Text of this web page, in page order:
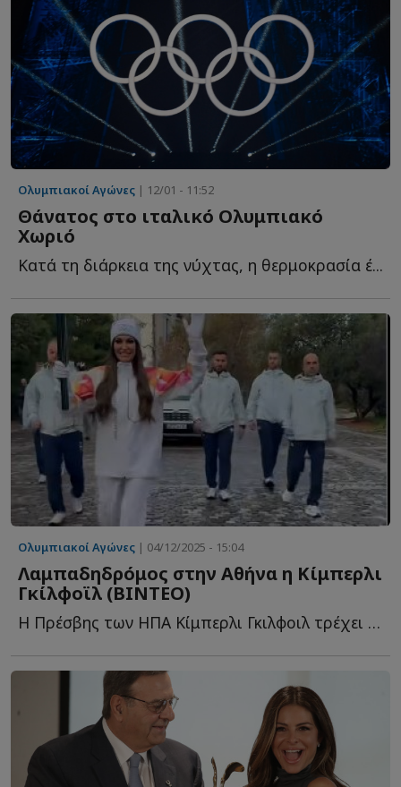
Ολυμπιακοί Αγώνες | 12/01 - 11:52
Θάνατος στο ιταλικό Ολυμπιακό
Χωριό
Κατά τη διάρκεια της νύχτας, η θερμοκρασία έ...
Ολυμπιακοί Αγώνες | 04/12/2025 - 15:04
Λαμπαδηδρόμος στην Αθήνα η Κίμπερλι
Γκίλφοϊλ (ΒΙΝΤΕΟ)
Η Πρέσβης των ΗΠΑ Κίμπερλι Γκιλφοιλ τρέχει με την Ολυμπιακή Φ...